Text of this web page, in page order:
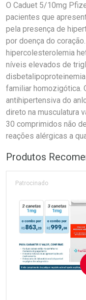
O Caduet 5/10mg
pacientes que
pela presença de
por doença do
hipercolesterolemia
níveis elevados de
familiar homozigótica.
antihipertensiva do
direto na musculatura
30 comprimidos não
reações alérgicas a
Produtos
Patrocinado
COMPRAR